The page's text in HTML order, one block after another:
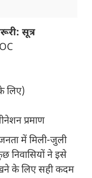
सूत्र
लिए)
प्रमाण
में मिली-जुली
निवासियों ने इसे
के लिए सही कदम